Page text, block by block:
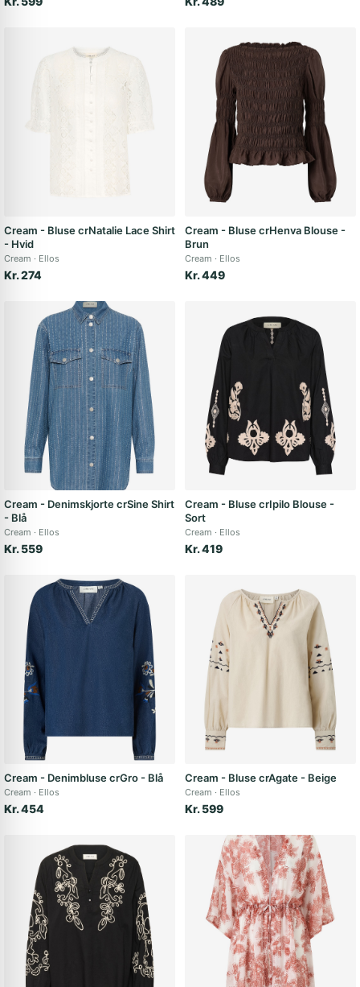
Cream - Bluse crNatalie Lace Shirt
- Hvid
Cream Ellos
Kr. 274
Cream - Bluse crHenva Blouse -
Brun
Cream Ellos
Kr. 449
Cream - Denimskjorte crSine Shirt
- Blå
Cream Ellos
Kr. 559
Cream - Bluse crIpilo Blouse -
Sort
Cream Ellos
Kr. 419
Cream - Denimbluse crGro - Blå
Cream Ellos
Kr. 454
Cream - Bluse crAgate - Beige
Cream Ellos
Kr. 599